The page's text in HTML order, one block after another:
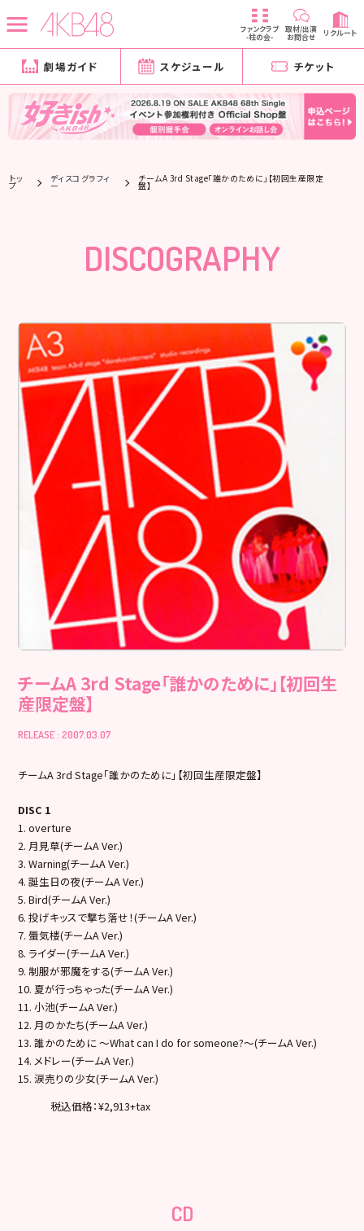
ファンクラブ
-柱の会-
取材/出演
お問合せ リクルート
劇場ガイド スケジュール チケット
トッ
プ
ディスコグラフィ
ー
チームA 3rd Stage「誰かのために」【初回生産限定
盤】
DISCOGRAPHY
チームA 3rd Stage「誰かのために」【初回生
産限定盤】
RELEASE : 2007.03.07
チームA 3rd Stage「誰かのために」【初回生産限定盤】
DISC 1
1. overture
2. 月見草(チームA Ver.)
3. Warning(チームA Ver.)
4. 誕生日の夜(チームA Ver.)
5. Bird(チームA Ver.)
6. 投げキッスで撃ち落せ！(チームA Ver.)
7. 蜃気楼(チームA Ver.)
8. ライダー(チームA Ver.)
9. 制服が邪魔をする(チームA Ver.)
10. 夏が行っちゃった(チームA Ver.)
11. 小池(チームA Ver.)
12. 月のかたち(チームA Ver.)
13. 誰かのために ～What can I do for someone?～(チームA Ver.)
14. メドレー(チームA Ver.)
15. 涙売りの少女(チームA Ver.)
税込価格：¥2,913+tax
CD